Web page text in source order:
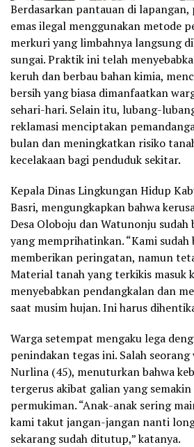
Berdasarkan pantauan di lapangan,
emas ilegal menggunakan metode
merkuri yang limbahnya langsung
sungai. Praktik ini telah
keruh dan berbau bahan kimia,
bersih yang biasa dimanfaatkan
sehari-hari. Selain itu, lubang-
reklamasi menciptakan
bulan dan meningkatkan risiko
kecelakaan bagi penduduk sekitar.
Kepala Dinas Lingkungan Hidup
Basri, mengungkapkan bahwa
Desa Oloboju dan Watunonju sudah
yang memprihatinkan. “Kami sudah
memberikan peringatan, namun
Material tanah yang terkikis masuk
menyebabkan pendangkalan dan
saat musim hujan. Ini harus
Warga setempat mengaku lega
penindakan tegas ini. Salah
Nurlina (45), menuturkan bahwa
tergerus akibat galian yang
permukiman. “Anak-anak sering
kami takut jangan-jangan nanti
sekarang sudah ditutup,” katanya.